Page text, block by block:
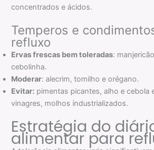
concentrados e ácidos.
Temperos e
refluxo
Ervas frescas bem toleradas:
cebolinha.
Moderar: alecrim, tomilho e orégano.
Evitar: pimentas picantes, alho e cebola
vinagres, molhos industrializados.
Estratégia do
alimentar para